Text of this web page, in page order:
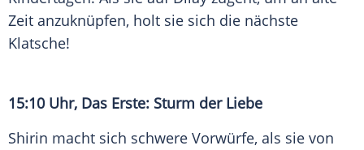
Zeit anzuknüpfen, holt sie sich die nächste
Klatsche!
15:10 Uhr, Das Erste: Sturm der Liebe
Shirin macht sich schwere Vorwürfe, als sie von